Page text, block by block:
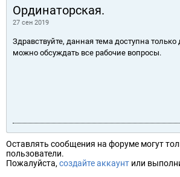
Ординаторская.
27 сен 2019
Здравствуйте, данная тема доступна
можно обсуждать все рабочие вопросы.
Оставлять сообщения на форуме могут
пользователи.
Пожалуйста, создайте аккаунт или